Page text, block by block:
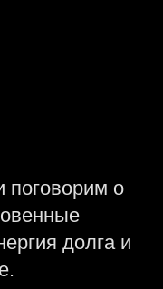
поговорим о
долга и